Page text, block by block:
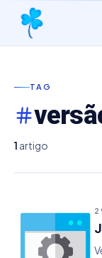
TAG
1 artigo